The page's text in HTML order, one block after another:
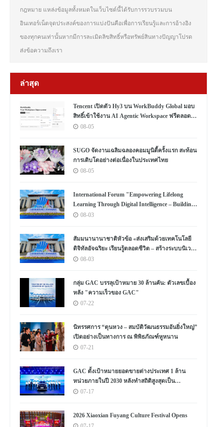
กฎหมาย แหล่งข้อมูลทั้งหมดในเว็บไซต์นี้ได้รับการรวบรวมบน
อินเทอร์เน็ตจุดประสงค์ของการแบ่งปันคือเพื่อการเรียนรู้และการอ้างอิง
ของทุกคนเท่านั้นหากมีการละเมิดลิขสิทธิ์หรือทรัพย์สินทางปัญญาโปรด
ส่งข้อความถึงเรา
ล่าสุด
Tencent เปิดตัว Hy3 บน WorkBuddy Global มอบ
สิทธิ์เข้าใช้งาน AI Agentic Workspace ฟรีตลอด
เดือนสิงหาคม
08-05
SUGO จัดงานเฉลิมฉลองคอมมูนิตี้ครั้งแรก สะท้อน
การเติบโตอย่างต่อเนื่องในประเทศไทย
08-05
International Forum "Empowering Lifelong
Learning Through Digital Intelligence – Building
a New Ecosystem for Human Lifelong Learning"
08-03
สัมมนานานาชาติหัวข้อ «ส่งเสริมด้วยเทคโนโลยี
ดิจิทัลอัจฉริยะ เรียนรู้ตลอดชีวิต – สร้างระบบนิเวศ
ใหม่แห่งการเรียนรู้ตลอดชีวิตของมนุษย์» จัดขึ้น
08-03
กลุ่ม GAC บรรลุเป้าหมาย 30 ล้านคัน: ตัวเลขเบื้อง
หลัง "ความเร็วของ GAC"
07-22
นิทรรศการ “ตุนหวง – สมบัติวัฒนธรรมอันยิ่งใหญ่”
เปิดอย่างเป็นทางการ ณ พิพิธภัณฑ์หูหนาน
07-21
GAC ตั้งเป้าหมายยอดขายต่างประเทศ 1 ล้าน
หน่วยภายในปี 2030 หลังทำสถิติสูงสุดเป็น
ประวัติการณ์
07-17
2026 Xiaoxian Fuyang Culture Festival Opens